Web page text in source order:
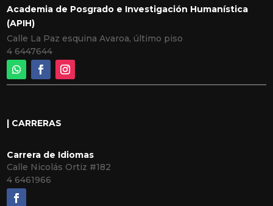
Academia de Posgrado e Investigación Humanística
(APIH)
Calle La Paz esquina Avaroa, último piso
4 6447644
| CARRERAS
Carrera de Idiomas
Calle Nicolás Ortiz #182
4 6461966